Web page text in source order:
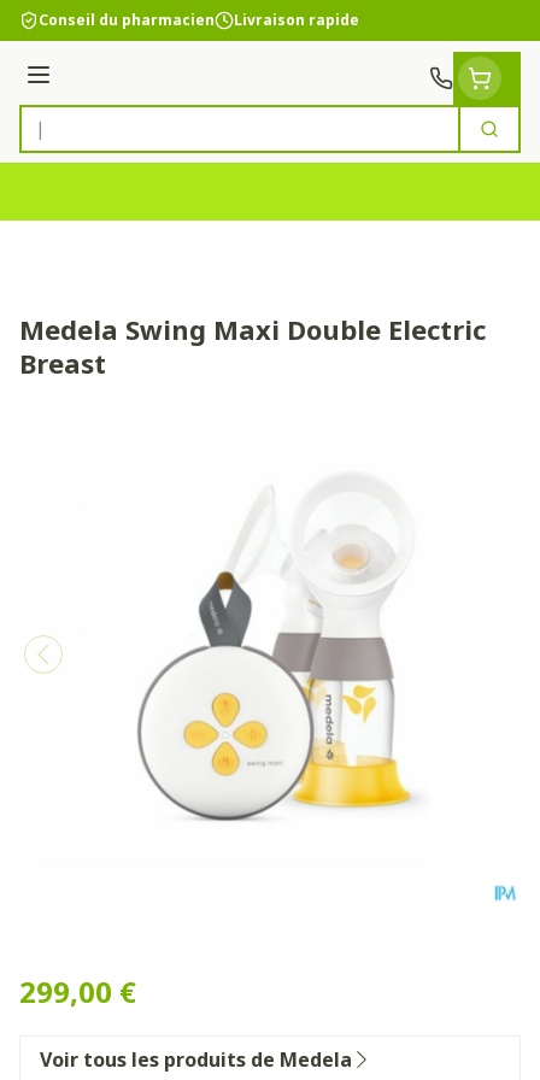
Aller au contenu
Conseil du pharmacien Livraison rapide
Menu
Rechercher
Medela Swing Maxi Double Electric
Breast
299,00 €
Voir tous les produits de Medela